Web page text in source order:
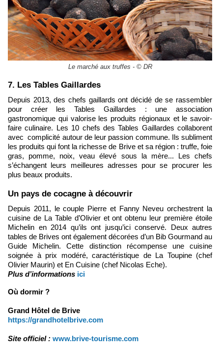
Le marché aux truffes - © DR
7. Les Tables Gaillardes
Depuis 2013, des chefs gaillards ont décidé de se rassembler
pour créer les Tables Gaillardes : une association
gastronomique qui valorise les produits régionaux et le savoir-
faire culinaire. Les 10 chefs des Tables Gaillardes collaborent
avec complicité autour de leur passion commune. Ils subliment
les produits qui font la richesse de Brive et sa région : truffe, foie
gras, pomme, noix, veau élevé sous la mère... Les chefs
s’échangent leurs meilleures adresses pour se procurer les
plus beaux produits.
Un pays de cocagne à découvrir
Depuis 2011, le couple Pierre et Fanny Neveu orchestrent la
cuisine de La Table d’Olivier et ont obtenu leur première étoile
Michelin en 2014 qu’ils ont jusqu’ici conservé. Deux autres
tables de Brives ont également décorées d’un Bib Gourmand au
Guide Michelin. Cette distinction récompense une cuisine
soignée à prix modéré, caractéristique de La Toupine (chef
Olivier Maurin) et En Cuisine (chef Nicolas Eche).
Plus d’informations ici
Où dormir ?
Grand Hôtel de Brive
https://grandhotelbrive.com
Site officiel : www.brive-tourisme.com